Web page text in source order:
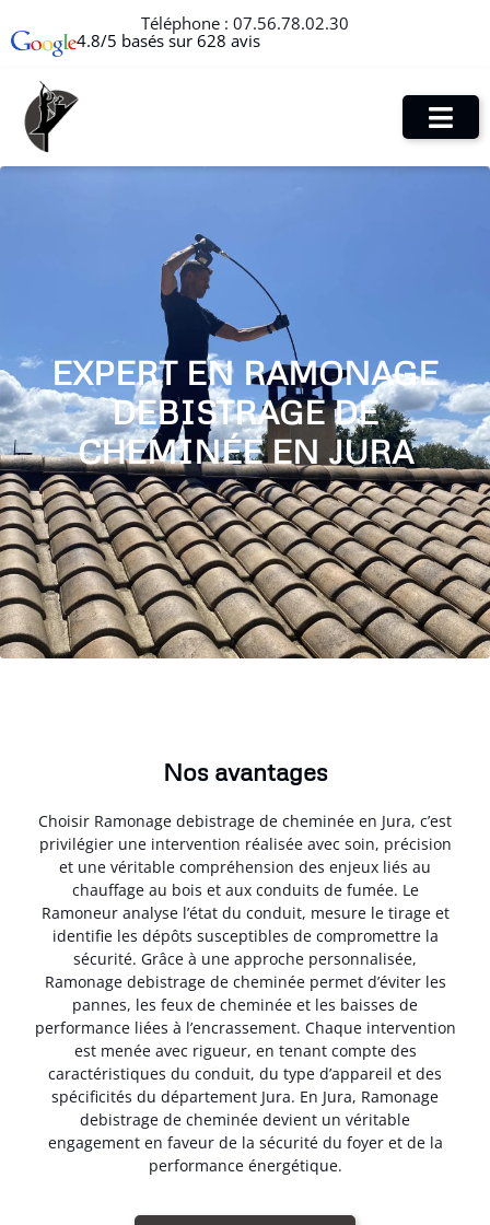
Téléphone : 07.56.78.02.30
4.8/5 basés sur 628 avis
EXPERT EN RAMONAGE
DEBISTRAGE DE
CHEMINÉE EN JURA
Nos avantages
Choisir Ramonage debistrage de cheminée en Jura, c’est
privilégier une intervention réalisée avec soin, précision
et une véritable compréhension des enjeux liés au
chauffage au bois et aux conduits de fumée. Le
Ramoneur analyse l’état du conduit, mesure le tirage et
identifie les dépôts susceptibles de compromettre la
sécurité. Grâce à une approche personnalisée,
Ramonage debistrage de cheminée permet d’éviter les
pannes, les feux de cheminée et les baisses de
performance liées à l’encrassement. Chaque intervention
est menée avec rigueur, en tenant compte des
caractéristiques du conduit, du type d’appareil et des
spécificités du département Jura. En Jura, Ramonage
debistrage de cheminée devient un véritable
engagement en faveur de la sécurité du foyer et de la
performance énergétique.